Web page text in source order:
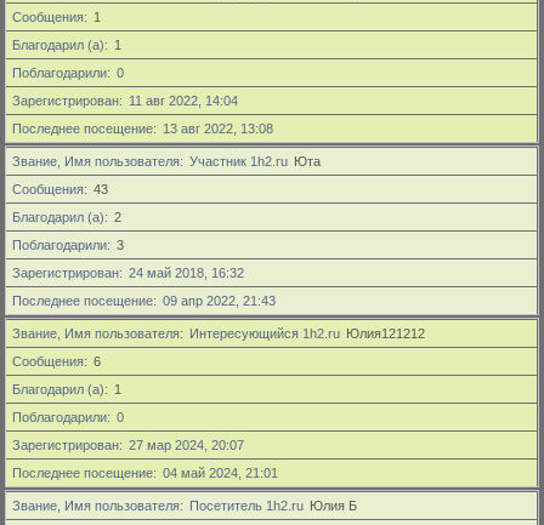
Сообщения
1
Благодарил (а)
1
Поблагодарили
0
Зарегистрирован
11 авг 2022, 14:04
Последнее посещение
13 авг 2022, 13:08
Звание, Имя пользователя Участник 1h2.ru Юта
Сообщения
43
Благодарил (а)
2
Поблагодарили
3
Зарегистрирован
24 май 2018, 16:32
Последнее посещение
09 апр 2022, 21:43
Звание, Имя пользователя Интересующийся 1h2.ru Юлия121212
Сообщения
6
Благодарил (а)
1
Поблагодарили
0
Зарегистрирован
27 мар 2024, 20:07
Последнее посещение
04 май 2024, 21:01
Звание, Имя пользователя Посетитель 1h2.ru Юлия Б